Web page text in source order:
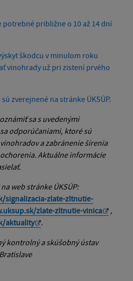
potrebné približne o 10 až 14 dní
škodcu v minulom roku
vinohrady už pri zistení prvého
zverejnené na stránke ÚKSÚP.
sa s uvedenými
odporúčaniami, ktoré sú
a zabránenie šírenia
Aktuálne informácie
web stránke ÚKSÚP:
signalizacia-zlate-zltnutie-
zlate-zltnutie-vinica
,
aktuality
.
kontrolný a skúšobný ústav